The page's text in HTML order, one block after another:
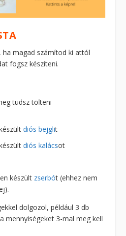
ha magad számítod ki attól
fogsz készíteni.
tudsz tölteni
diós bejglit
diós kalácsot
készült zserbót (ehhez nem
dolgozol, például 3 db
mennyiségeket 3-mal meg kell